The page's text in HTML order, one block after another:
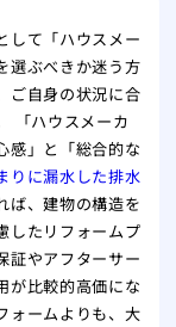
後
フ
く
して「ハウスメー
選ぶべきか迷う方
ご自身の状況に合
「ハウスメーカ
感」と「総合的な
りに漏水した排水
ば、建物の構造を
したリフォームプ
証やアフターサー
が比較的高価にな
ォームよりも、大